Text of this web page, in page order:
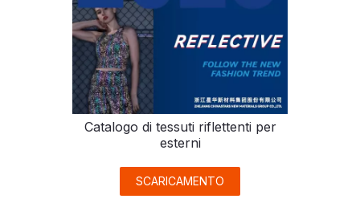
Catalogo di tessuti riflettenti per
esterni
SCARICAMENTO